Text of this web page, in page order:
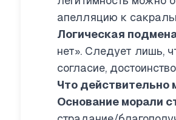
апелляцию к
Логическая
нет». Следует лишь,
согласие,
Что действительно
Основание морали